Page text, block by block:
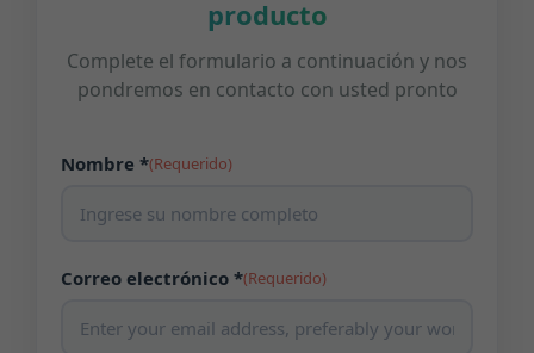
producto
Complete el formulario a continuación y nos
pondremos en contacto con usted pronto
Nombre *(Requerido)
Correo electrónico *(Requerido)